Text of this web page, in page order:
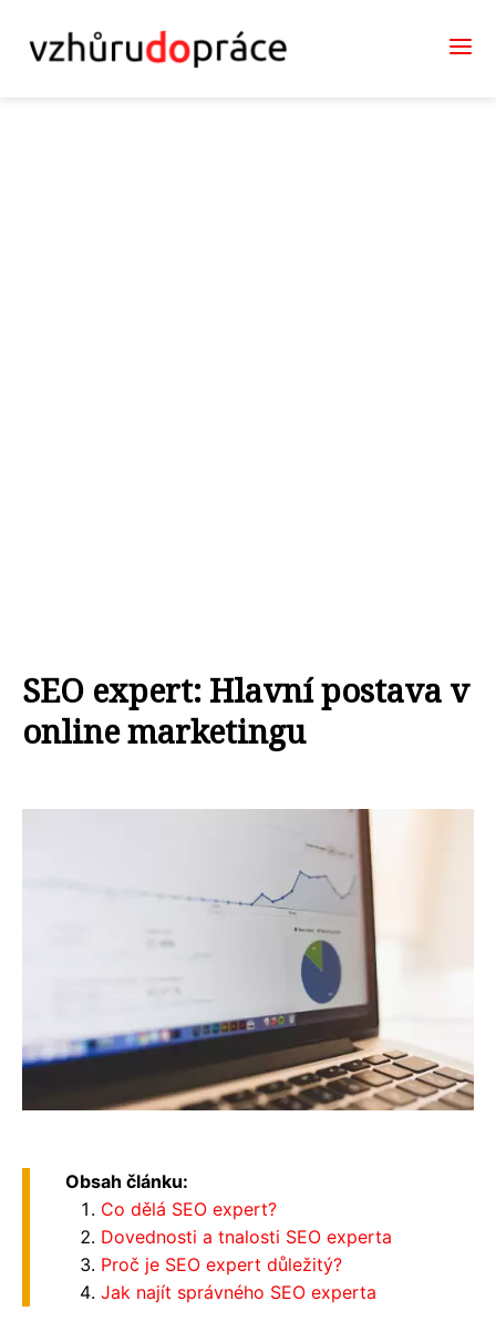
SEO expert: Hlavní postava v
online marketingu
Obsah článku:
Co dělá SEO expert?
Dovednosti a tnalosti SEO experta
Proč je SEO expert důležitý?
Jak najít správného SEO experta